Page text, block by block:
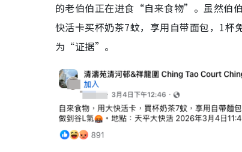
的老伯伯正在进食“自来食物”。虽然伯
快活卡买杯奶茶7蚊，享用自带面包，1
为“证据”。